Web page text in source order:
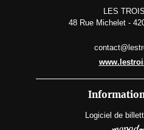
LES
48 Rue Michelet -
Logiciel de